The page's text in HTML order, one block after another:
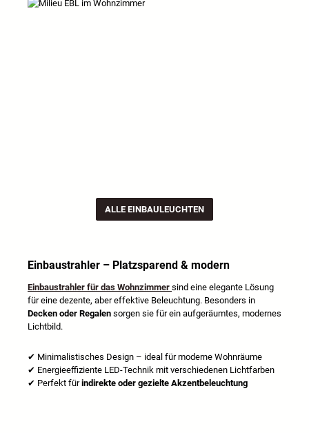
ALLE EINBAULEUCHTEN
Einbaustrahler – Platzsparend & modern
Einbaustrahler für das Wohnzimmer sind eine elegante Lösung
für eine dezente, aber effektive Beleuchtung. Besonders in
Decken oder Regalen sorgen sie für ein aufgeräumtes, modernes
Lichtbild.
✔ Minimalistisches Design – ideal für moderne Wohnräume
✔ Energieeffiziente LED-Technik mit verschiedenen Lichtfarben
✔ Perfekt fürindirekte oder gezielte Akzentbeleuchtung